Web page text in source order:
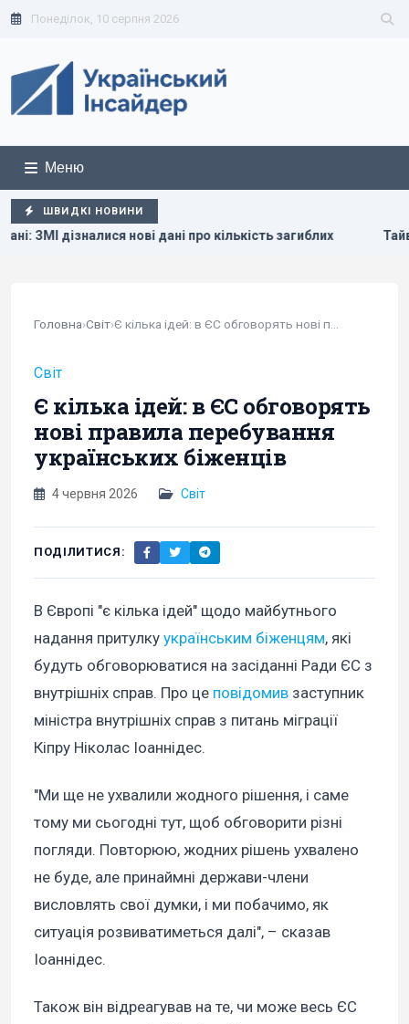
Понеділок, 10 серпня 2026
Меню
ШВИДКІ НОВИНИ
дані про кількість загиблих Тайвань показав під
Головна›Світ›
Світ
Є кілька ідей: в ЄС обговорять
нові правила перебування
українських біженців
4 червня 2026 Світ
ПОДІЛИТИСЯ:
В Європі "є кілька ідей" щодо майбутнього
надання притулку українським біженцям, які
будуть обговорюватися на засіданні Ради ЄС з
внутрішніх справ. Про це повідомив заступник
міністра внутрішніх справ з питань міграції
Кіпру Ніколас Іоаннідес.
"Ми ще не ухвалили жодного рішення, і саме
тому ми сьогодні тут, щоб обговорити різні
погляди. Повторюю, жодних рішень ухвалено
не буде, але принаймні держави-члени
висловлять свої думки, і ми побачимо, як
ситуація розвиватиметься далі", – сказав
Іоаннідес.
Також він відреагував на те, чи може весь ЄС